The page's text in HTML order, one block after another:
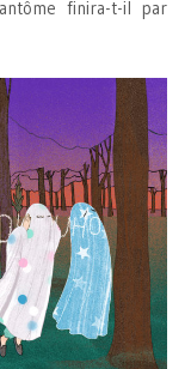
finira-t-il par